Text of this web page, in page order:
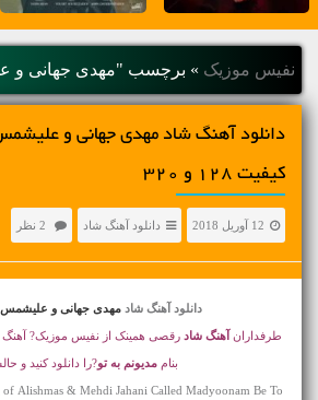
نفیس موزیک » برچسب "مهدی جهانی و
دانلود آهنگ شاد مهدی جهانی و
کیفیت 128 و 320
12 آوریل 2018 دانلود آهنگ شاد
دانلود آهنگ شاد مهدی جهانی و علیشمس
طرفداران آهنگ شادرقصی همینک از نفیس موزیک? آهنگ
بنام مدیونم به تو?را دانلود کنید و
of Alishmas & Mehdi Jahani Called Madyoonam Be To